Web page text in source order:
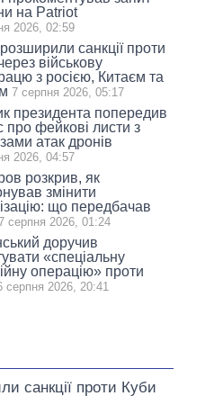
на Patriot
2026, 02:59
санкції проти
військову
з росією, Китаєм та
7 серпня 2026, 05:17
президента попередив
про фейкові листи з
атак дронів
2026, 04:57
розкрив, як
змінити
що передбачав
серпня 2026, 01:24
доручив
«спеціальну
операцію» проти
серпня 2026, 20:41
санкції проти Куби